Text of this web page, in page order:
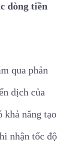
dòng tiền
qua phản
dịch của
khả năng tạo
nhận tốc độ